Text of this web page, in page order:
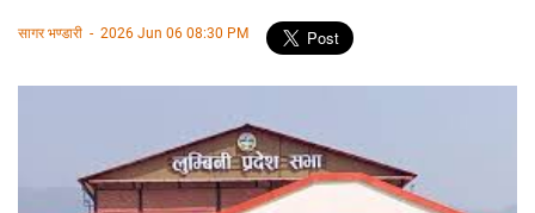
सागर भण्डारी - 2026 Jun 06 08:30 PM